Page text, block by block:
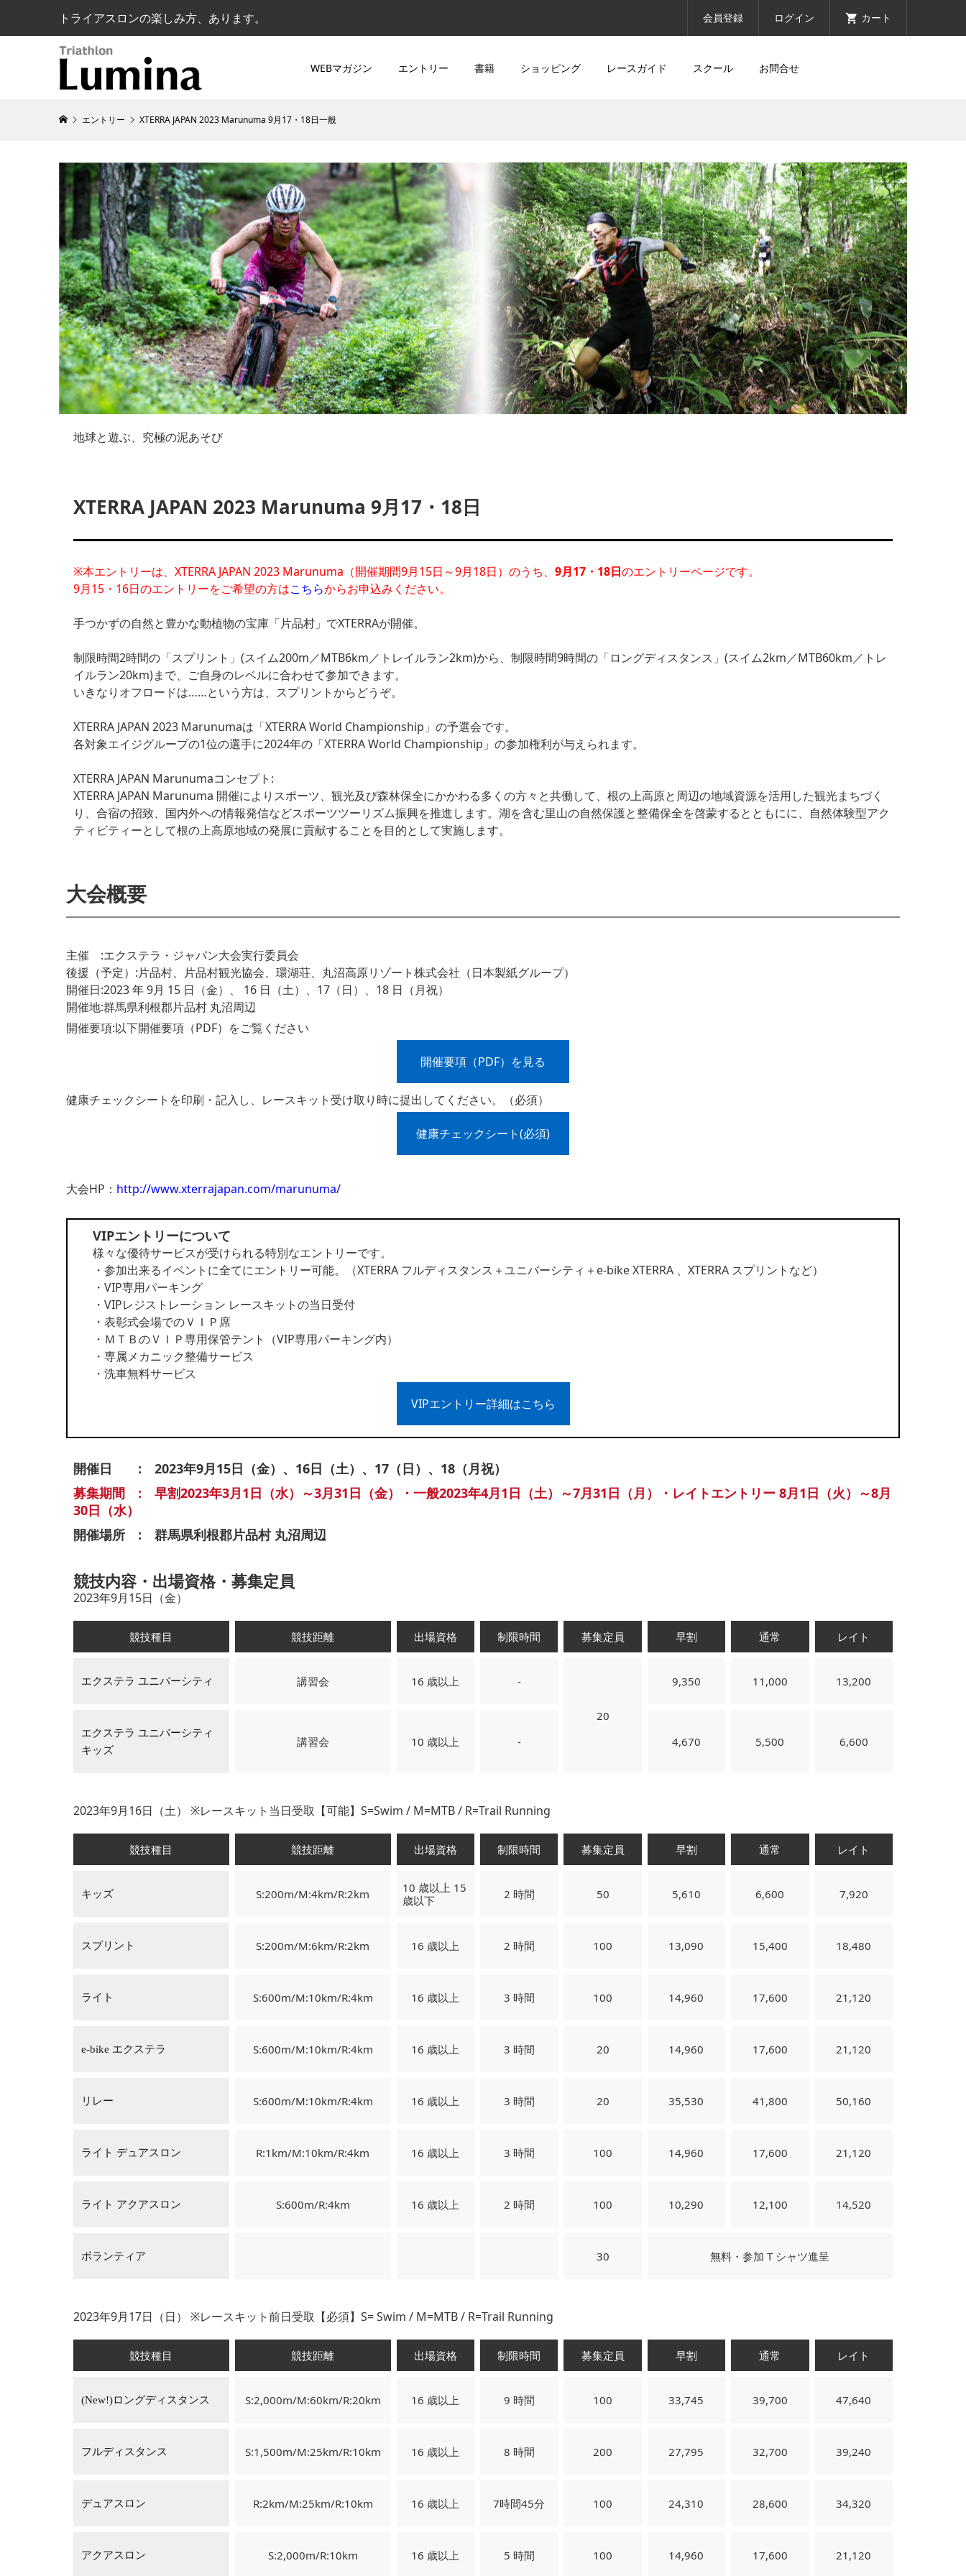
トライアスロンの楽しみ方、あります。 会員登録 ログイン カート
WEBマガジン エントリー 書籍 ショッピング レースガイド スクール お問合せ
エントリー XTERRA JAPAN 2023 Marunuma 9月17・18日一般
地球と遊ぶ、究極の泥あそび
XTERRA JAPAN 2023 Marunuma 9月17・18日
※本エントリーは、XTERRA JAPAN 2023 Marunuma（開催期間9月15日～9月18日）のうち、 9月17・18日のエントリーページです。
9月15・16日のエントリーをご希望の方はこちらからお申込みください。
手つかずの自然と豊かな動植物の宝庫「片品村」でXTERRAが開催。
制限時間2時間の「スプリント」(スイム200m／MTB6km／トレイルラン2km)から、制限時間9時間の「ロングディスタンス」(スイム2km／MTB60km／トレ
イルラン20km)まで、ご自身のレベルに合わせて参加できます。
いきなりオフロードは……という方は、スプリントからどうぞ。
XTERRA JAPAN 2023 Marunumaは「XTERRA World Championship」の予選会です。
各対象エイジグループの1位の選手に2024年の「XTERRA World Championship」の参加権利が与えられます。
XTERRA JAPAN Marunumaコンセプト:
XTERRA JAPAN Marunuma 開催によりスポーツ、観光及び森林保全にかかわる多くの方々と共働して、根の上高原と周辺の地域資源を活用した観光まちづく
り、合宿の招致、国内外への情報発信などスポーツツーリズム振興を推進します。湖を含む里山の自然保護と整備保全を啓蒙するとともにに、自然体験型アク
ティビティーとして根の上高原地域の発展に貢献することを目的として実施します。
大会概要
主催 :エクステラ・ジャパン大会実行委員会
後援（予定）:片品村、片品村観光協会、環湖荘、丸沼高原リゾート株式会社（日本製紙グループ）
開催日:2023 年 9月 15 日（金）、 16 日（土）、17（日）、18 日（月祝）
開催地:群馬県利根郡片品村 丸沼周辺
開催要項:以下開催要項（PDF）をご覧ください
開催要項（PDF）を見る
健康チェックシートを印刷・記入し、レースキット受け取り時に提出してください。（必須）
健康チェックシート(必須)
大会HP： http://www.xterrajapan.com/marunuma/
VIPエントリーについて
様々な優待サービスが受けられる特別なエントリーです。
・参加出来るイベントに全てにエントリー可能。（XTERRA フルディスタンス＋ユニバーシティ＋e-bike XTERRA 、XTERRA スプリントなど）
・VIP専用パーキング
・VIPレジストレーション レースキットの当日受付
・表彰式会場でのＶＩＰ席
・ＭＴＢのＶＩＰ専用保管テント（VIP専用パーキング内）
・専属メカニック整備サービス
・洗車無料サービス
VIPエントリー詳細はこちら
開催日 : 2023年9月15日（金）、16日（土）、17（日）、18（月祝）
募集期間 : 早割2023年3月1日（水）～3月31日（金）・一般2023年4月1日（土）～7月31日（月）・レイトエントリー 8月1日（火）～8月
30日（水）
開催場所 : 群馬県利根郡片品村 丸沼周辺
競技内容・出場資格・募集定員
2023年9月15日（金）
競技種目 競技距離 出場資格 制限時間 募集定員 早割 通常 レイト
エクステラ ユニバーシティ 講習会 16 歳以上 -
20
9,350 11,000 13,200
エクステラ ユニバーシティ
キッズ
講習会 10 歳以上 - 4,670 5,500 6,600
2023年9月16日（土） ※レースキット当日受取【可能】S=Swim / M=MTB / R=Trail Running
競技種目 競技距離 出場資格 制限時間 募集定員 早割 通常 レイト
キッズ S:200m/M:4km/R:2km
10 歳以上 15
歳以下
2 時間 50 5,610 6,600 7,920
スプリント S:200m/M:6km/R:2km 16 歳以上 2 時間 100 13,090 15,400 18,480
ライト S:600m/M:10km/R:4km 16 歳以上 3 時間 100 14,960 17,600 21,120
e-bike エクステラ S:600m/M:10km/R:4km 16 歳以上 3 時間 20 14,960 17,600 21,120
リレー S:600m/M:10km/R:4km 16 歳以上 3 時間 20 35,530 41,800 50,160
ライト デュアスロン R:1km/M:10km/R:4km 16 歳以上 3 時間 100 14,960 17,600 21,120
ライト アクアスロン S:600m/R:4km 16 歳以上 2 時間 100 10,290 12,100 14,520
ボランティア 30 無料・参加 T シャツ進呈
2023年9月17日（日） ※レースキット前日受取【必須】S= Swim / M=MTB / R=Trail Running
競技種目 競技距離 出場資格 制限時間 募集定員 早割 通常 レイト
(New!)ロングディスタンス S:2,000m/M:60km/R:20km 16 歳以上 9 時間 100 33,745 39,700 47,640
フルディスタンス S:1,500m/M:25km/R:10km 16 歳以上 8 時間 200 27,795 32,700 39,240
デュアスロン R:2km/M:25km/R:10km 16 歳以上 7時間45分 100 24,310 28,600 34,320
アクアスロン S:2,000m/R:10km 16 歳以上 5 時間 100 14,960 17,600 21,120